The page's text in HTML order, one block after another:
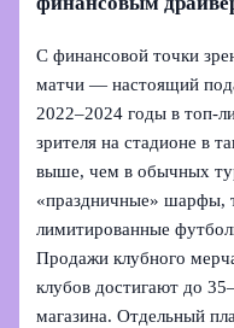
С финансовой точки
матчи — настоящий
2022–2024 годы в
зрителя на стадионе в
выше, чем в обычных
«праздничные» шарфы,
лимитированные
Продажи клубного
клубов достигают до
магазина. Отдельный